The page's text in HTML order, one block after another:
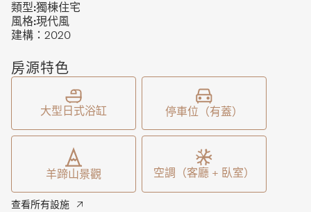
區。如果是家庭出行，孩子們可以回到各自配有獨立衛浴的
臥室，而父母則上樓泡個舒適的熱水澡。待大家恢復精力
地美食，或由我們的禮賓團隊安排私人廚師為您在家準備一
頓美妙的晚餐。在Foxwood，一切皆有可能。客廳正等待著
餐後甜點和消化酒的到來。您甚至可以放一部電影，但無論
銀幕上演什麼，都比不上您在Foxwood的真實生活。來這
裡，拍攝屬於您自己的電影吧。
類型:獨棟住宅
風格:現代風
建構： 2020
房源特色
大型日式浴缸 停車位（有蓋）
羊蹄山景觀 空調（客廳 + 臥室）
查看所有設施